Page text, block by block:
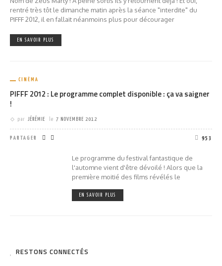
rentré très tôt le dimanche matin après la séance "interdite" du
PIFFF 2012, il en fallait néanmoins plus pour décourager
EN SAVOIR PLUS
CINÉMA
PIFFF 2012 : Le programme complet disponible : ça va saigner
!
par JÉRÉMIE le 7 NOVEMBRE 2012
PARTAGER 953
Le programme du festival fantastique de
l'automne vient d'être dévoilé ! Alors que la
première moitié des films révélés le
EN SAVOIR PLUS
RESTONS CONNECTÉS